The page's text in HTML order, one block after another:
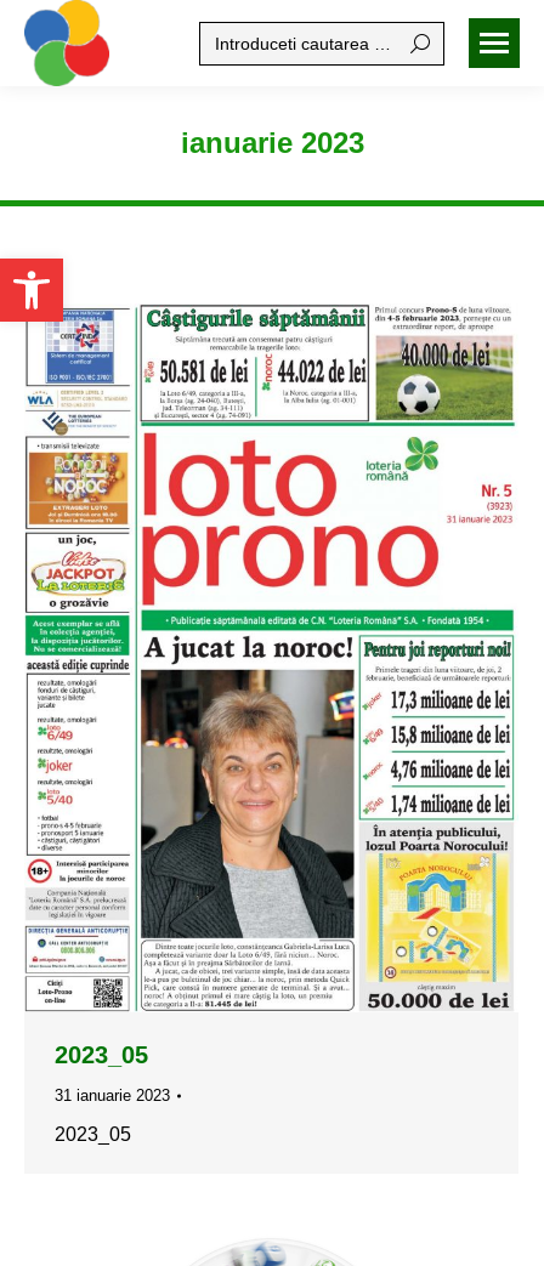
Open toolbar
Search:
ianuarie 2023
2023_05
31 ianuarie 2023
2023_05